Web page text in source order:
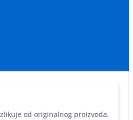
od originalnog proizvoda.